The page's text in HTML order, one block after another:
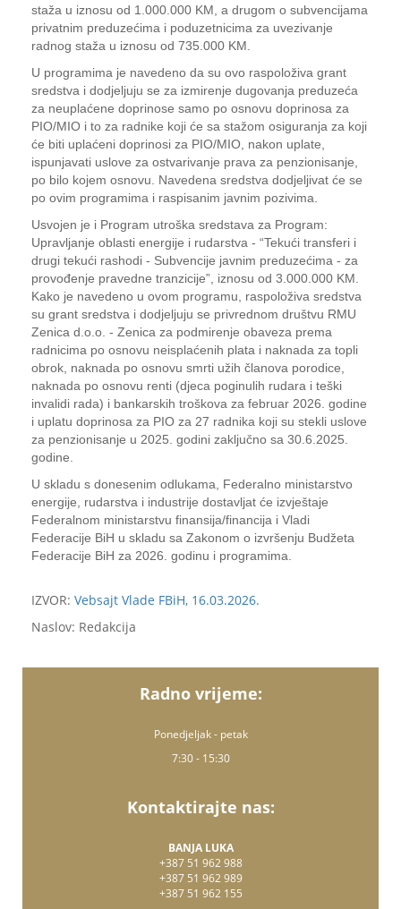
staža u iznosu od 1.000.000 KM, a drugom o subvencijama
privatnim preduzećima i poduzetnicima za uvezivanje
radnog staža u iznosu od 735.000 KM.
U programima je navedeno da su ovo raspoloživa grant
sredstva i dodjeljuju se za izmirenje dugovanja preduzeća
za neuplaćene doprinose samo po osnovu doprinosa za
PIO/MIO i to za radnike koji će sa stažom osiguranja za koji
će biti uplaćeni doprinosi za PIO/MIO, nakon uplate,
ispunjavati uslove za ostvarivanje prava za penzionisanje,
po bilo kojem osnovu. Navedena sredstva dodjeljivat će se
po ovim programima i raspisanim javnim pozivima.
Usvojen je i Program utroška sredstava za Program:
Upravljanje oblasti energije i rudarstva - “Tekući transferi i
drugi tekući rashodi - Subvencije javnim preduzećima - za
provođenje pravedne tranzicije”, iznosu od 3.000.000 KM.
Kako je navedeno u ovom programu, raspoloživa sredstva
su grant sredstva i dodjeljuju se privrednom društvu RMU
Zenica d.o.o. - Zenica za podmirenje obaveza prema
radnicima po osnovu neisplaćenih plata i naknada za topli
obrok, naknada po osnovu smrti užih članova porodice,
naknada po osnovu renti (djeca poginulih rudara i teški
invalidi rada) i bankarskih troškova za februar 2026. godine
i uplatu doprinosa za PIO za 27 radnika koji su stekli uslove
za penzionisanje u 2025. godini zaključno sa 30.6.2025.
godine.
U skladu s donesenim odlukama, Federalno ministarstvo
energije, rudarstva i industrije dostavljat će izvještaje
Federalnom ministarstvu finansija/financija i Vladi
Federacije BiH u skladu sa Zakonom o izvršenju Budžeta
Federacije BiH za 2026. godinu i programima.
IZVOR: Vebsajt Vlade FBiH, 16.03.2026.
Naslov: Redakcija
Radno vrijeme:
Ponedjeljak - petak
7:30 - 15:30
Kontaktirajte nas:
BANJA LUKA
+387 51 962 988
+387 51 962 989
+387 51 962 155